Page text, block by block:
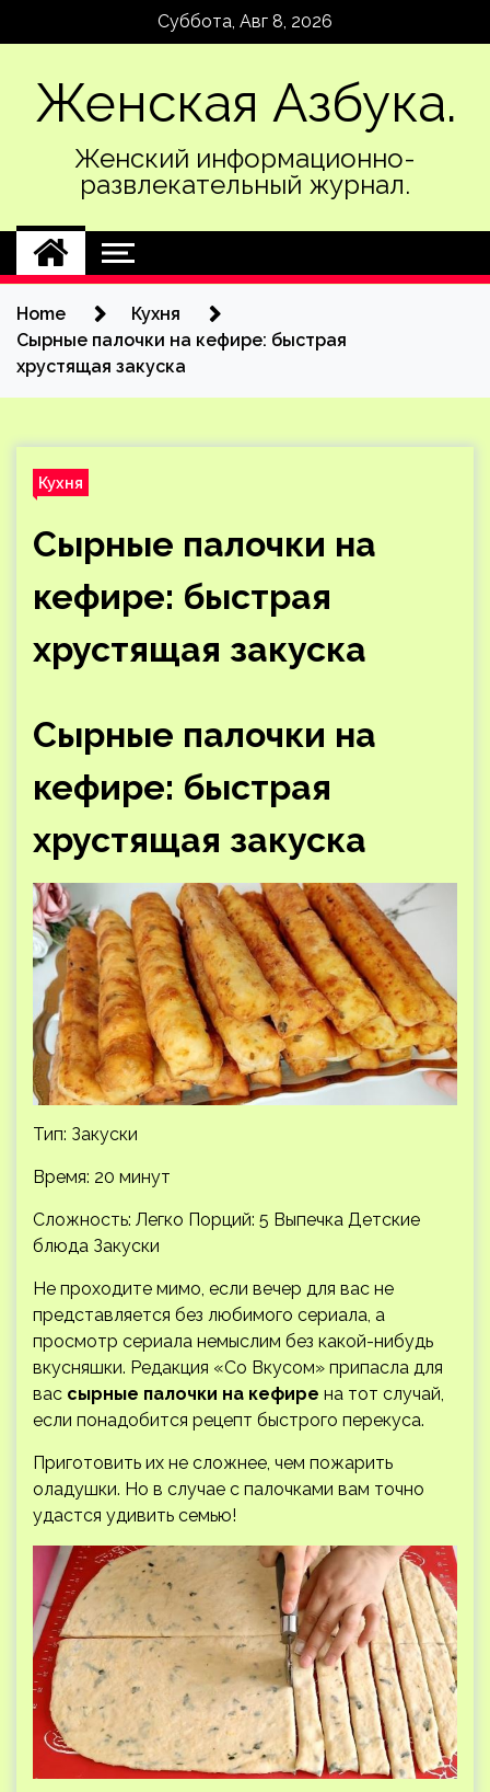
Суббота, Авг 8, 2026
Женская Азбука.
Женский информационно-
развлекательный журнал.
Home
Кухня
Сырные палочки на кефире: быстрая
хрустящая закуска
Кухня
Сырные палочки на
кефире: быстрая
хрустящая закуска
Сырные палочки на
кефире: быстрая
хрустящая закуска
Тип: Закуски
Время: 20 минут
Сложность: Легко Порций: 5 Выпечка Детские
блюда Закуски
Не проходите мимо, если вечер для вас не
представляется без любимого сериала, а
просмотр сериала немыслим без какой-нибудь
вкусняшки. Редакция «Со Вкусом» припасла для
вас сырные палочки на кефире на тот случай,
если понадобится рецепт быстрого перекуса.
Приготовить их не сложнее, чем пожарить
оладушки. Но в случае с палочками вам точно
удастся удивить семью!